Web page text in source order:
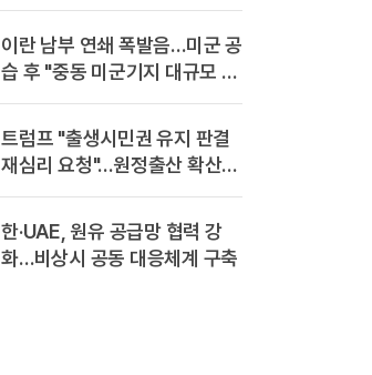
이란 남부 연쇄 폭발음…미군 공
습 후 "중동 미군기지 대규모 보
복" 경고
트럼프 "출생시민권 유지 판결
재심리 요청"…원정출산 확산
주장
한·UAE, 원유 공급망 협력 강
화…비상시 공동 대응체계 구축